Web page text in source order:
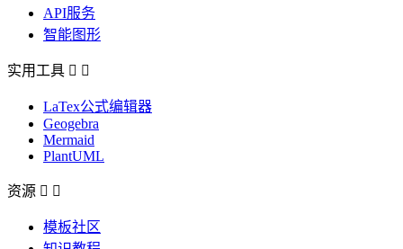
API服务
智能图形
实用工具  
LaTex公式编辑器
Geogebra
Mermaid
PlantUML
资源  
模板社区